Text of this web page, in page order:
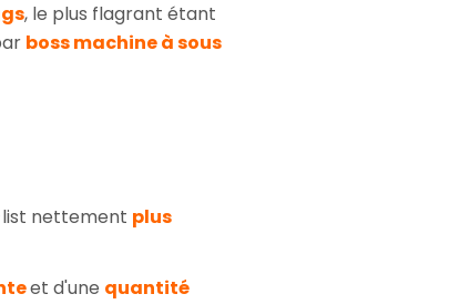
, le plus flagrant étant
boss machine à sous
nettement plus
et d'une quantité